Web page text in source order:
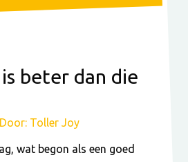
beter dan die
Door: Toller Joy
wat begon als een goed